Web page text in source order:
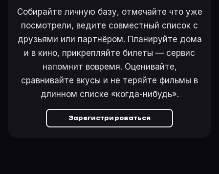
Собирайте личную базу, отмечайте что уже
посмотрели, ведите совместный список с
друзьями или партнёром. Планируйте дома
и в кино, прикрепляйте билеты — сервис
напомнит вовремя. Оценивайте,
сравнивайте вкусы и не теряйте фильмы в
длинном списке «когда-нибудь».
Зарегистрироваться